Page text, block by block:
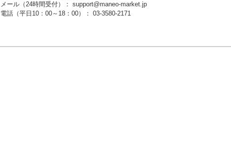
メール（24時間受付）： support@maneo-market.jp
電話（平日10：00～18：00）： 03-3580-2171